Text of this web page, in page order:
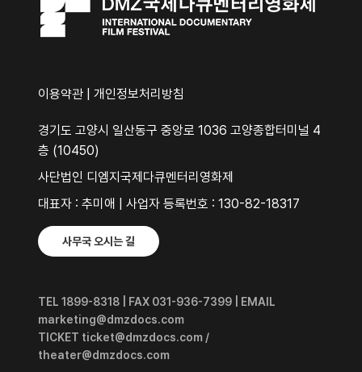
이용약관 개인정보처리방침
경기도 고양시 일산동구 중앙로 1036 고양종합터미널 4
층 (10450)
사단법인 디엠지국제다큐멘터리영화제
대표자 : 추미애 | 사업자 등록번호 : 130-82-18317
사무국 오시는 길
TEL 1899-8318 | FAX 031-936-7399 | EMAIL
marketing@dmzdocs.com
TICKET ticket@dmzdocs.com /
theater@dmzdocs.com